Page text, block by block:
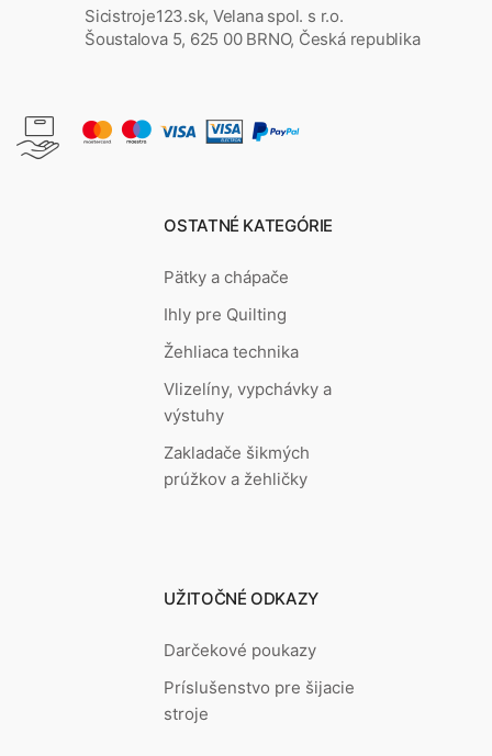
Sicistroje123.sk, Velana spol. s r.o.
Šoustalova 5, 625 00 BRNO, Česká republika
OSTATNÉ KATEGÓRIE
Pätky a chápače
Ihly pre Quilting
Žehliaca technika
Vlizelíny, vypchávky a
výstuhy
Zakladače šikmých
prúžkov a žehličky
UŽITOČNÉ ODKAZY
Darčekové poukazy
Príslušenstvo pre šijacie
stroje